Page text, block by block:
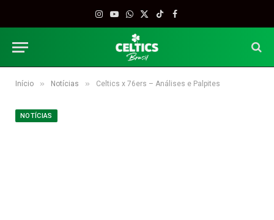
Instagram
YouTube
WhatsApp
X
TikTokFacebook
Início » Notícias » Celtics x 76ers – Análises e Palpites
NOTÍCIAS